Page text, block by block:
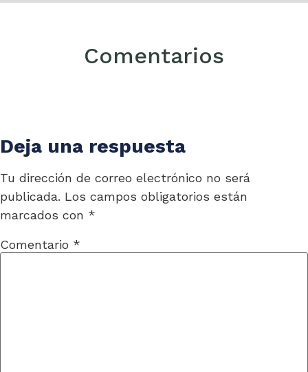
Comentarios
Deja una respuesta
Tu dirección de correo electrónico no será
publicada. Los campos obligatorios están
marcados con *
Comentario *